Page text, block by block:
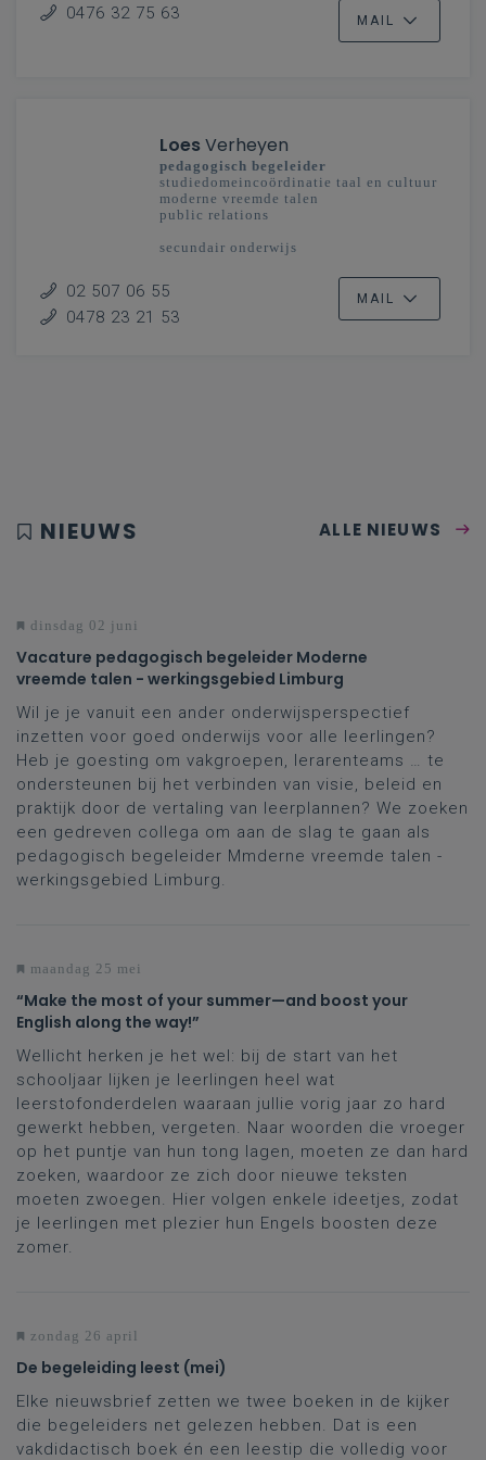
0476 32 75 63 MAIL
LoesVerheyen
pedagogisch begeleider
studiedomeincoördinatie taal en cultuur
moderne vreemde talen
public relations
secundair onderwijs
02 507 06 55
0478 23 21 53
MAIL
NIEUWS ALLE NIEUWS
dinsdag 02 juni
Vacature pedagogisch begeleider Moderne
vreemde talen - werkingsgebied Limburg
Wil je je vanuit een ander onderwijsperspectief
inzetten voor goed onderwijs voor alle leerlingen?
Heb je goesting om vakgroepen, lerarenteams … te
ondersteunen bij het verbinden van visie, beleid en
praktijk door de vertaling van leerplannen? We zoeken
een gedreven collega om aan de slag te gaan als
pedagogisch begeleider Mmderne vreemde talen -
werkingsgebied Limburg.
maandag 25 mei
“Make the most of your summer—and boost your
English along the way!”
Wellicht herken je het wel: bij de start van het
schooljaar lijken je leerlingen heel wat
leerstofonderdelen waaraan jullie vorig jaar zo hard
gewerkt hebben, vergeten. Naar woorden die vroeger
op het puntje van hun tong lagen, moeten ze dan hard
zoeken, waardoor ze zich door nieuwe teksten
moeten zwoegen. Hier volgen enkele ideetjes, zodat
je leerlingen met plezier hun Engels boosten deze
zomer.
zondag 26 april
De begeleiding leest (mei)
Elke nieuwsbrief zetten we twee boeken in de kijker
die begeleiders net gelezen hebben. Dat is een
vakdidactisch boek én een leestip die volledig voor